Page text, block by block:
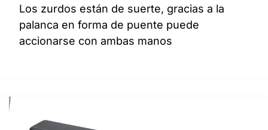
Los zurdos están de suerte, gracias a la
palanca en forma de puente puede
accionarse con ambas manos